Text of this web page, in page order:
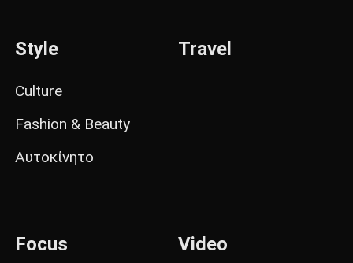
Style
Culture
Fashion & Beauty
Αυτοκίνητο
Travel
Focus Video